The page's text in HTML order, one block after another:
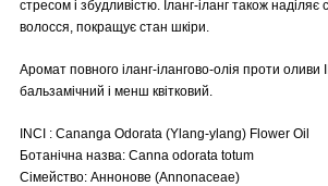
стресом і збудливістю. Іланг-іланг також наділяє
волосся, покращує стан шкіри.
Аромат повного іланг-ілангово-олія проти оливи
бальзамічний і менш квітковий.
INCI : Cananga Odorata (Ylang-ylang) Flower Oil
Ботанічна назва: Canna odorata totum
Сімейство: Аннонове (Annonaceae)